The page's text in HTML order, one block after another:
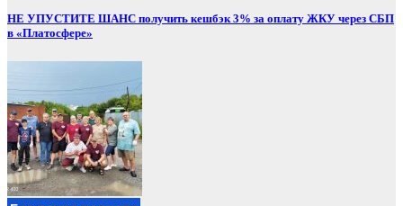
НЕ УПУСТИТЕ ШАНС получить кешбэк 3% за оплату ЖКУ через СБП
в «Платосфере»